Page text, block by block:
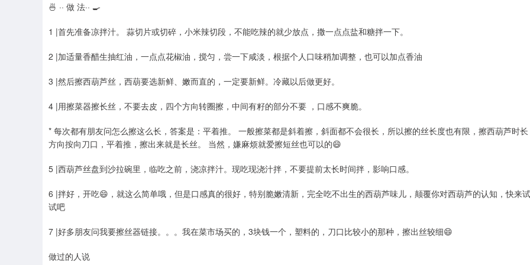
🍜 ·· 做 法·· 🍳
1 |首先准备凉拌汁。 蒜切片或切碎，小米辣切段，不能吃辣的就少放点，撒一点点盐和糖拌一下。
2 |加适量香醋生抽红油，一点点花椒油，搅匀，尝一下咸淡，根据个人口味稍加调整，也可以加点香油
3 |然后擦西葫芦丝，西葫要选新鲜、嫩而直的，一定要新鲜。冷藏以后做更好。
4 |用擦菜器擦长丝，不要去皮，四个方向转圈擦，中间有籽的部分不要 ，口感不爽脆。
* 每次都有朋友问怎么擦这么长，答案是：平着推。 一般擦菜都是斜着擦，斜面都不会很长，所以擦的丝长度也有限，擦西葫芦时长
方向按向刀口，平着推，擦出来就是长丝。 当然，嫌麻烦就爱擦短丝也可以的😄
5 |西葫芦丝盘到沙拉碗里，临吃之前，浇凉拌汁。现吃现浇汁拌，不要提前太长时间拌，影响口感。
6 |拌好，开吃😄，就这么简单哦，但是口感真的很好，特别脆嫩清新，完全吃不出生的西葫芦味儿，颠覆你对西葫芦的认知，快来试
试吧
7 |好多朋友问我要擦丝器链接。。。我在菜市场买的，3块钱一个，塑料的，刀口比较小的那种，擦出丝较细😄
做过的人说